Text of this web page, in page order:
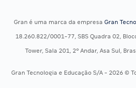
Residência Multiprofissional
Gran é uma marca da empresa Gran
18.260.822/0001-77, SBS Quadra 02,
Tower, Sala 201, 2º Andar, Asa Sul,
Gran Tecnologia e Educação S/A - 2026 ©